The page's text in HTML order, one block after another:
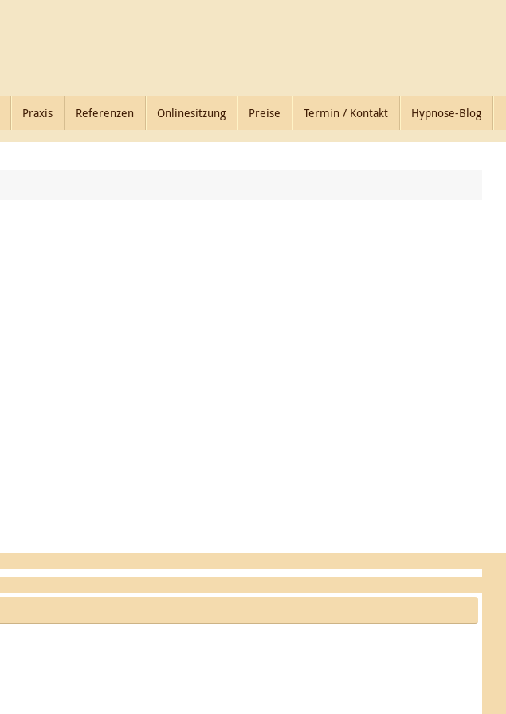
Praxis Referenzen Onlinesitzung Preise Termin / Kontakt Hypnose-Blog